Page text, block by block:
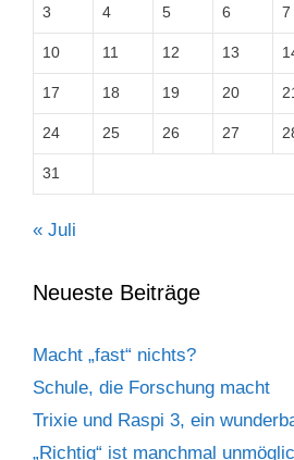
3 4 5 6 7
10 11 12 13
17 18 19 20
24 25 26 27
31
« Juli
Neueste Beiträge
Macht „fast“ nichts?
Schule, die Forschung macht
Trixie und Raspi 3, ein
„Richtig“ ist manchmal